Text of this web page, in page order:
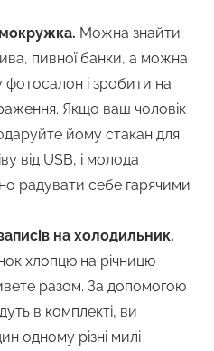
Можна знайти
пивної банки, а можна
фотосалон і зробити на
Якщо ваш чоловік
йому стакан для
від USB, і молода
радувати себе гарячими
на холодильник.
хлопцю на річницю
разом. За допомогою
в комплекті, ви
одному різні милі